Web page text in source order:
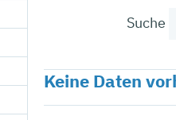
Suche
Keine Daten